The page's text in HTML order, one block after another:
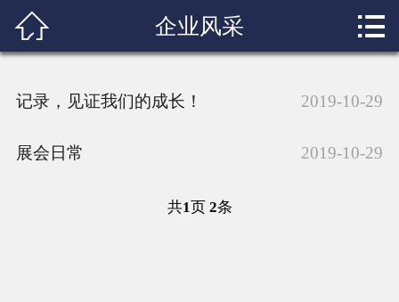
新闻中心
 企业风采 
记录，见证我们的成长！ 2019-10-29
展会日常 2019-10-29
共1页 2条